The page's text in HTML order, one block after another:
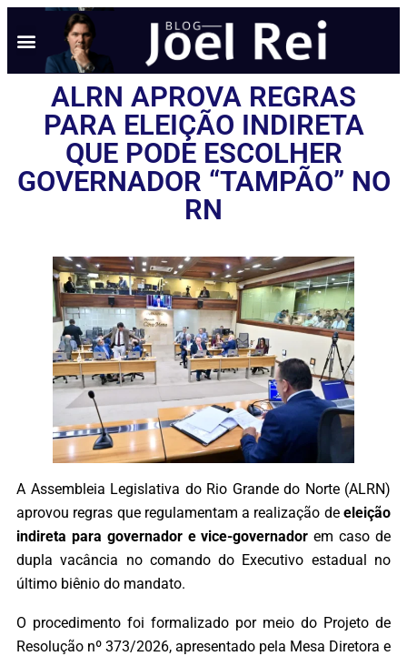
ALRN APROVA REGRAS
PARA ELEIÇÃO INDIRETA
QUE PODE ESCOLHER
GOVERNADOR “TAMPÃO” NO
RN
A Assembleia Legislativa do Rio Grande do Norte (ALRN)
aprovou regras que regulamentam a realização de eleição
indireta para governador e vice-governador em caso de
dupla vacância no comando do Executivo estadual no
último biênio do mandato.
O procedimento foi formalizado por meio do Projeto de
Resolução nº 373/2026, apresentado pela Mesa Diretora e